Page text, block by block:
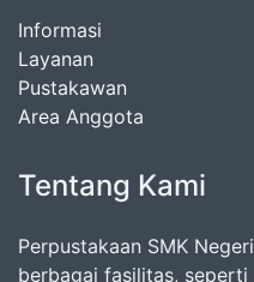
Informasi
Layanan
Pustakawan
Area Anggota
Tentang Kami
Perpustakaan SMK
berbagai fasilitas,